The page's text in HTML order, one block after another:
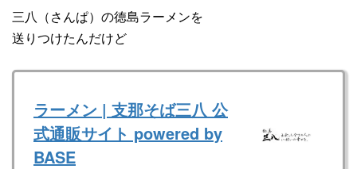
三八（さんぱ）の徳島ラーメンを
送りつけたんだけど
ラーメン | 支那そば三八 公
式通販サイト powered by
BASE